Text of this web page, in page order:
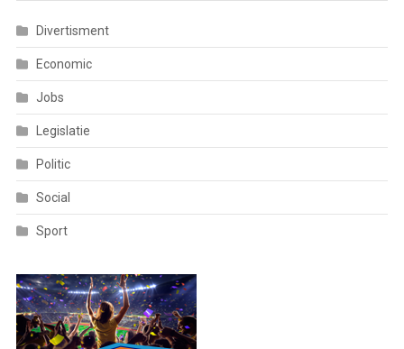
Divertisment
Economic
Jobs
Legislatie
Politic
Social
Sport